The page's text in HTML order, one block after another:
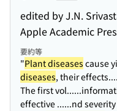
edited by J.N.
Apple Academic
要約等
"Plant diseases cause
diseases, their effects...
The first vol...
effective ......nd